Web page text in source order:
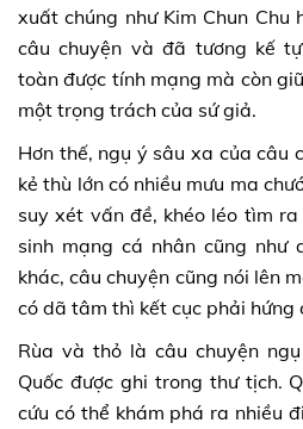
xuất chúng như Kim Chun Chu
câu chuyện và đã tương kế
toàn được tính mạng mà còn
một trọng trách của sứ giả.
Hơn thế, ngụ ý sâu xa của câu
kẻ thù lớn có nhiều mưu ma
suy xét vấn đề, khéo léo tìm
sinh mạng cá nhân cũng như
khác, câu chuyện cũng nói lên
có dã tâm thì kết cục phải hứng
Rùa và thỏ là câu chuyện
Quốc được ghi trong thư tịch.
cứu có thể khám phá ra nhiều